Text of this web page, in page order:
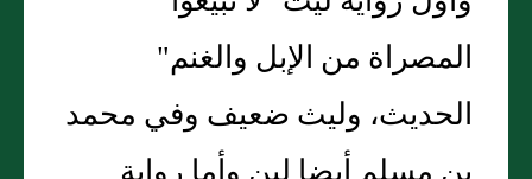
المصراة من الإبل والغنم"
الحديث، وليث ضعيف وفي محمد